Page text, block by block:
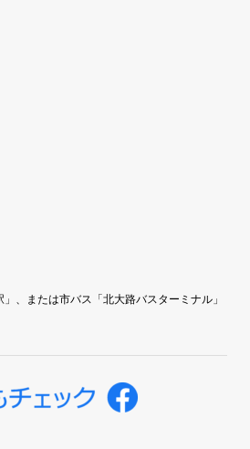
、または市バス「北大路バスターミナル」